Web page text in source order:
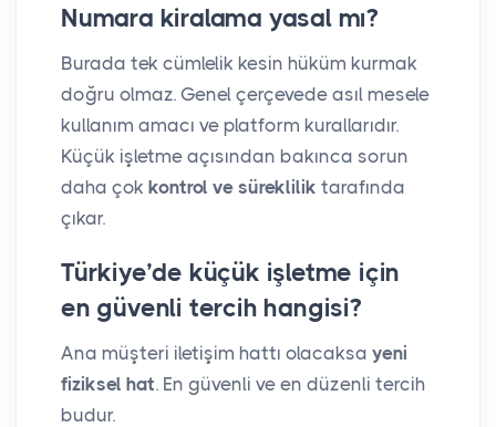
Numara kiralama yasal mı?
Burada tek cümlelik kesin hüküm kurmak
doğru olmaz. Genel çerçevede asıl mesele
kullanım amacı ve platform kurallarıdır.
Küçük işletme açısından bakınca sorun
daha çok kontrol ve süreklilik tarafında
çıkar.
Türkiye’de küçük işletme için
en güvenli tercih hangisi?
Ana müşteri iletişim hattı olacaksa yeni
fiziksel hat. En güvenli ve en düzenli tercih
budur.